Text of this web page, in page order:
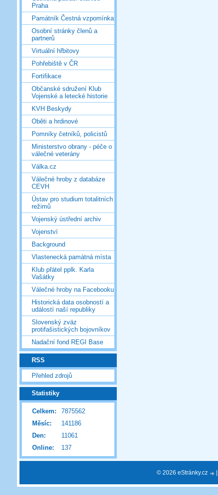
Praha
Památník Čestná vzpomínka
Osobní stránky členů a
partnerů
Virtuální hřbitovy
Pohřebiště v ČR
Fortifikace
Občanské sdružení Klub
Vojenské a letecké historie
KVH Beskydy
Oběti a hrdinové
Pomníky četníků, policistů
Ministerstvo obrany - péče o
válečné veterány
Válka.cz
Válečné hroby z databáze
CEVH
Ústav pro studium totalitních
režimů
Vojenský ústřední archiv
Vojenství
Background
Vlastenecká památná místa
Klub přátel pplk. Karla
Vašátky
Válečné hroby na Facebooku
Historická data osobností a
událostí naší republiky
Slovenský zväz
protifašistických bojovníkov
Nadační fond REGI Base
RSS
Přehled zdrojů
Statistiky
Online: 137
Celkem:
7875562
Měsíc:
141186
Den:
11061
© 2026 eStránky.cz